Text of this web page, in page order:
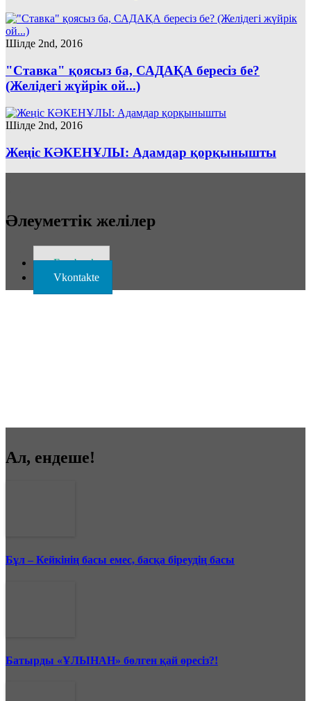
Шілде 2nd, 2016
"Ставка" қоясыз ба, САДАҚА бересіз бе?
(Желідегі жүйрік ой...)
Шілде 2nd, 2016
Жеңіс КӘКЕНҰЛЫ: Адамдар қорқынышты
Әлеуметтік желілер
Facebook
Vkontakte
Ал, ендеше!
Бұл – Кейкінің басы емес, басқа біреудің басы
Батырды «ҰЛЫНАН» бөлген қай өресіз?!